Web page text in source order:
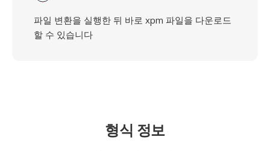
파일 변환을 실행한 뒤 바로 xpm 파일을 다운로드
할 수 있습니다
형식 정보